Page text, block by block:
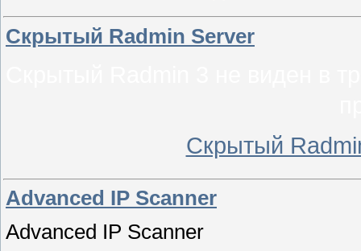
Скрытый Radmin Server
Скрытый
Advanced IP Scanner
Advanced IP Scanner